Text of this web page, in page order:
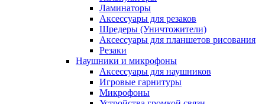
Ламинаторы
Аксессуары для резаков
Шредеры (Уничтожители)
Аксессуары для планшетов рисования
Резаки
Наушники и микрофоны
Аксессуары для наушников
Игровые гарнитуры
Микрофоны